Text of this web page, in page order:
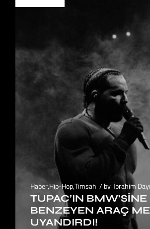
Haber,Hip-Hop,Timsah by İbrahim
TUPAC’IN BMW’SINE
BENZEYEN ARAÇ
UYANDIRDI!